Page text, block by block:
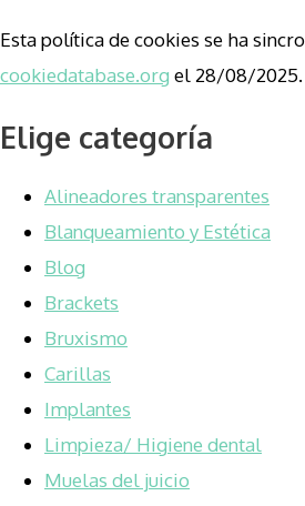
Esta política de cookies se ha
cookiedatabase.org el 28/08/2025.
Elige categoría
Alineadores transparentes
Blanqueamiento y Estética
Blog
Brackets
Bruxismo
Carillas
Implantes
Limpieza/ Higiene dental
Muelas del juicio